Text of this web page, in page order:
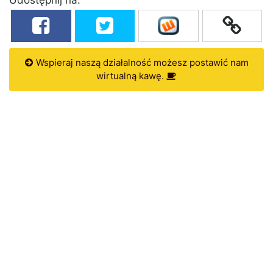
Wspieraj naszą działalność możesz postawić nam
wirtualną kawę.